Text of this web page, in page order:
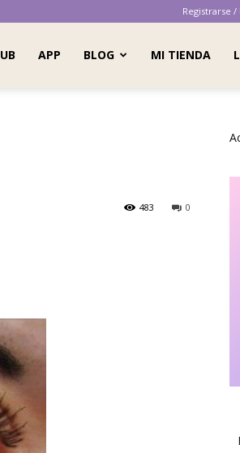
Registrarse /
APP BLOG MI TIENDA
0
483